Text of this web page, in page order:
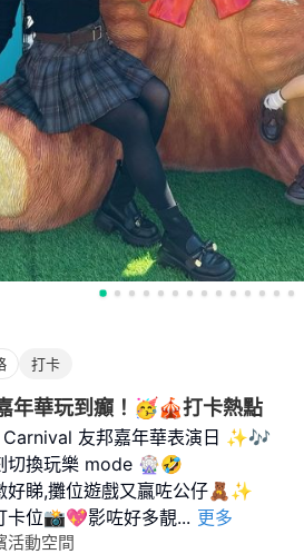
打卡
年華玩到癲！🥳🎪打卡熱點
友邦嘉年華表演日 ✨🎶
切換玩樂 mode 🎡🤣
好睇,攤位遊戲又贏咗公仔🧸✨
卡位📸💖影咗好多靚... 更多
活動空間